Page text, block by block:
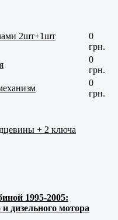
2шт+1шт
0
грн.
0
грн.
0
грн.
+ 2 ключа
1995-2005:
дизельного мотора